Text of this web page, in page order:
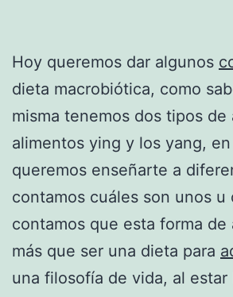
Hoy queremos dar algunos
dieta macrobiótica, como
misma tenemos dos tipos de
alimentos ying y los yang,
queremos enseñarte a
contamos cuáles son unos u
contamos que esta forma de
más que ser una dieta para
una filosofía de vida, al estar